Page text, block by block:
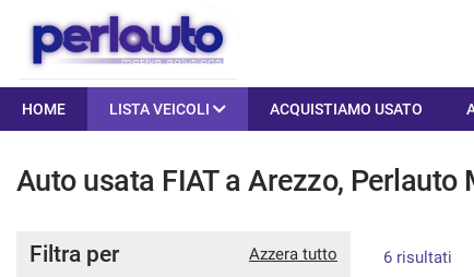
HOME
LISTA VEICOLI
HOME LISTA VEICOLI ACQUISTIAMO USATO
Auto usata FIAT a Arezzo, Perlauto
Azzera tutto
Filtra per 6 risultati